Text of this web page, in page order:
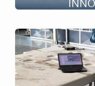
FMGC se fixe
continue ,
objectifs FMGC
l’innovation, une des